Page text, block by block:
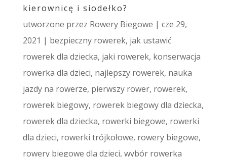
kierownicę i siodełko?
utworzone przez Rowery Biegowe | cze 29,
2021 | bezpieczny rowerek, jak ustawić
rowerek dla dziecka, jaki rowerek, konserwacja
rowerka dla dzieci, najlepszy rowerek, nauka
jazdy na rowerze, pierwszy rower, rowerek,
rowerek biegowy, rowerek biegowy dla dziecka,
rowerek dla dziecka, rowerki biegowe, rowerki
dla dzieci, rowerki trójkołowe, rowery biegowe,
rowery biegowe dla dzieci, wybór rowerka